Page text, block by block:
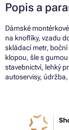
Popis a
Dámské
na knoflíky, vzadu
skládací metr,
klopou, šle s
stavebnictví, lehký
autoservisy,